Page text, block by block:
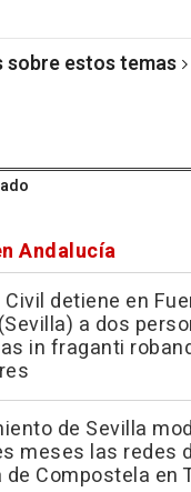
sobre estos temas
Andalucía
Civil detiene en
a dos
in fraganti
de Sevilla
meses las redes
de Compostela en